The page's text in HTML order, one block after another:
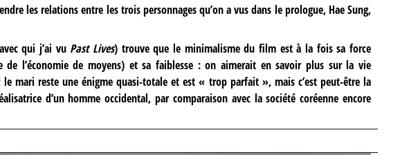
les relations entre les trois personnages qu’on a vus dans le prologue, Hae Sung,
qui j’ai vu Past Lives) trouve que le minimalisme du film est à la fois sa force
de l’économie de moyens) et sa faiblesse : on aimerait en savoir plus sur la vie
mari reste une énigme quasi-totale et est « trop parfait », mais c’est peut-être la
d’un homme occidental, par comparaison avec la société coréenne encore